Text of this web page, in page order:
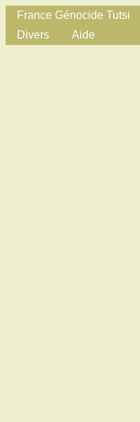
France Génocide Tutsi
Divers
Aide